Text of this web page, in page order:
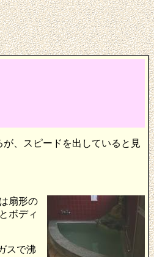
、スピードを出していると見
扇形の
ボディ
スで沸